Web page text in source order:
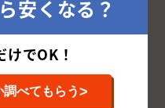
川原市
平川市
市
南津軽郡
安くなる？
でOK！
べてもらう>